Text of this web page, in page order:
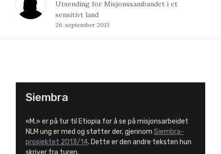
Utsending for Misjonssambandet i et
sensitivt land
26. september 2013
Siembra
«M.» er på tur til Etiopia for å se på misjonsarbeidet
NLM ung er med og støtter der, gjennom Siembra-
prosjektet 2013/14. Dette er den andre teksten hun